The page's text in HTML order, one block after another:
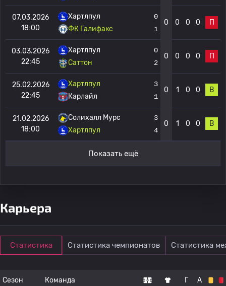
07.03.2026
18:00
Хартлпул
ФК Галифакс
0
1
0 0 0 0 П
03.03.2026
22:45
Хартлпул
Саттон
0
2
0 0 0 0 П
25.02.2026
22:45
Хартлпул
Карлайл
3
1
0 1 0 0 В
21.02.2026
18:00
Солихалл Мурс
Хартлпул
3
4
0 1 0 0 В
Показать ещё
Карьера
Статистика Статистика чемпионатов Статистика
Сезон Команда Г А